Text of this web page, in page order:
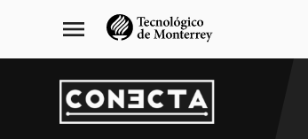
navegación
principal
menu